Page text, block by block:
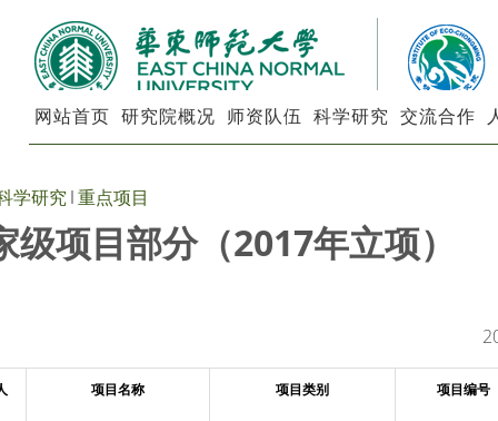
网站首页 研究院概况 师资队伍 科学研究 交流合作
学研究 重点项目
级项目部分（2017年立项）
项目名称 项目类别 项目编号